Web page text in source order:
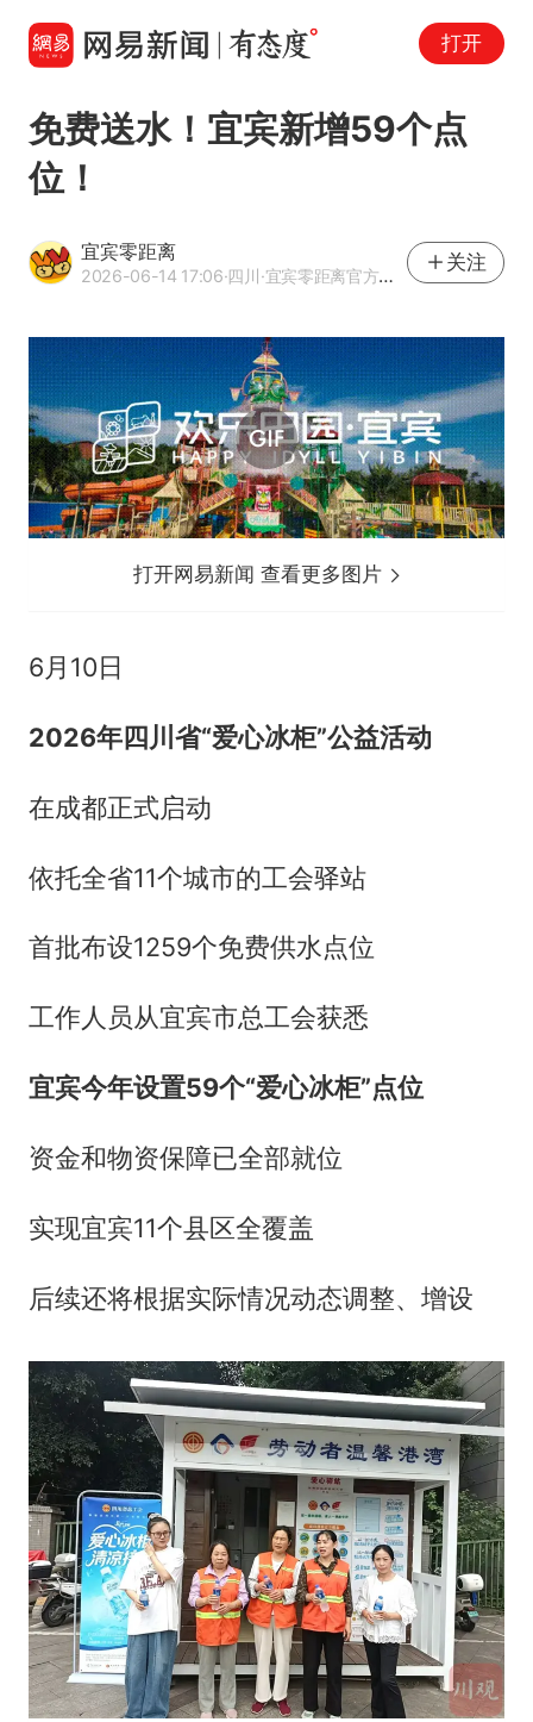
打开
免费送水！宜宾新增59个点
位！
宜宾零距离
2026-06-14 17:06·四川·宜宾零距离官方网易号
关注
打开网易新闻 查看更多图片
6月10日
2026年四川省“爱心冰柜”公益活动
在成都正式启动
依托全省11个城市的工会驿站
首批布设1259个免费供水点位
工作人员从宜宾市总工会获悉
宜宾今年设置59个“爱心冰柜”点位
资金和物资保障已全部就位
实现宜宾11个县区全覆盖
后续还将根据实际情况动态调整、增设